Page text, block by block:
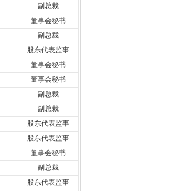
副总裁
董事会秘书
副总裁
股东代表监事
董事会秘书
董事会秘书
副总裁
副总裁
股东代表监事
股东代表监事
董事会秘书
副总裁
股东代表监事